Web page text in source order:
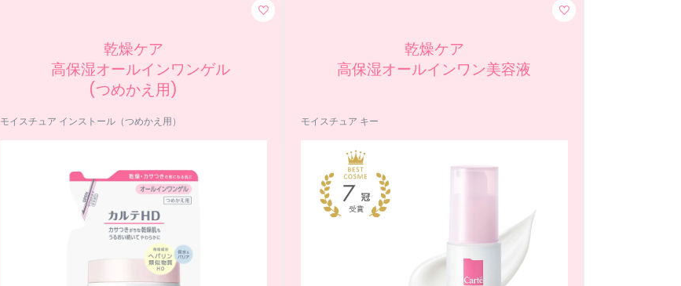
乾燥ケア
高保湿オールインワンゲル
(つめかえ用)
モイスチュア インストール（つめかえ用）
乾燥ケア
高保湿オールインワン美容液
モイスチュア キー